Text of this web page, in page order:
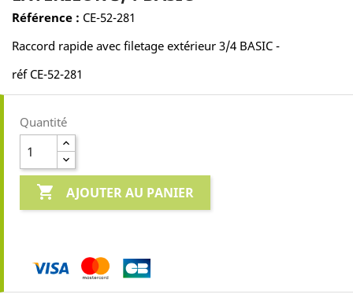
Référence : CE-52-281
Raccord rapide avec filetage extérieur 3/4 BASIC -
réf CE-52-281
Quantité
 AJOUTER AU PANIER